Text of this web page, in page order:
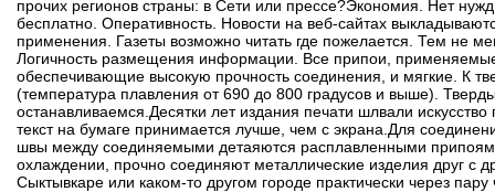
прочих регионов страны: в Сети или прессе?Экономия. Нет
бесплатно. Оперативность. Новости на веб-сайтах
применения. Газеты возможно читать где пожелается. Тем не
Логичность размещения информации. Все припои,
обеспечивающие высокую прочность соединения, и мягкие. К
(температура плавления от 690 до 800 градусов и выше).
останавливаемся.Десятки лет издания печати шлвали
текст на бумаге принимается лучше, чем с экрана.Для
швы между соединяемыми детаяются расплавленными
охлаждении, прочно соединяют металлические изделия друг
Сыктывкаре или каком-то другом городе практически через пару